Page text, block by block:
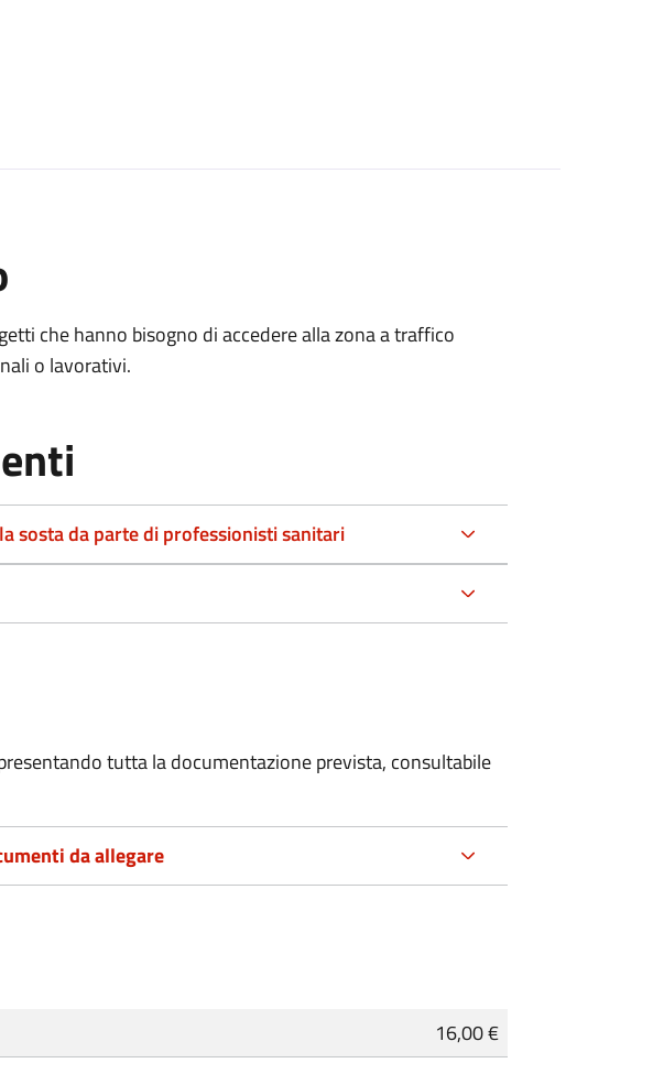
che hanno bisogno di accedere alla zona a traffico
o lavorativi.
sosta da parte di professionisti sanitari
tutta la documentazione prevista, consultabile
da allegare
16,00 €